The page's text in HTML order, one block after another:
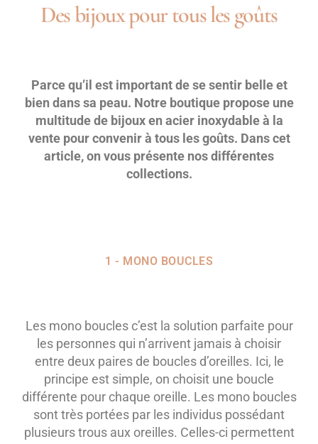
Des bijoux pour tous les goûts
Parce qu’il est important de se sentir belle et
bien dans sa peau. Notre boutique propose une
multitude de bijoux en acier inoxydable à la
vente pour convenir à tous les goûts. Dans cet
article, on vous présente nos différentes
collections.
1 - MONO BOUCLES
Les mono boucles c’est la solution parfaite pour
les personnes qui n’arrivent jamais à choisir
entre deux paires de boucles d’oreilles. Ici, le
principe est simple, on choisit une boucle
différente pour chaque oreille. Les mono boucles
sont très portées par les individus possédant
plusieurs trous aux oreilles. Celles-ci permettent